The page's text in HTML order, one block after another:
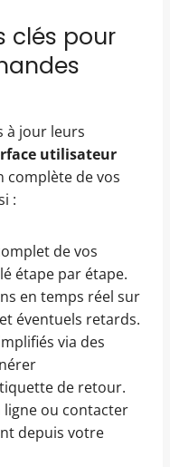
clés pour
à jour leurs
utilisateur
complète de vos
:
de vos
étape par étape.
en temps réel sur
éventuels retards.
via des
de retour.
ligne ou contacter
depuis votre